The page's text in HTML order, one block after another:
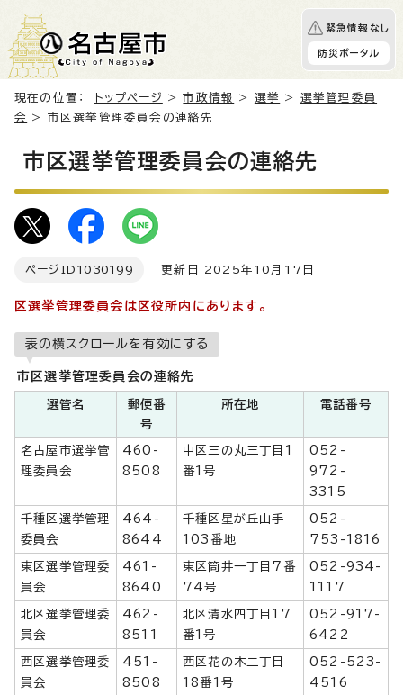
緊急情報なし
防災ポータル
現在の位置： トップページ >市政情報 > 選挙 > 選挙管理委員
会
> 市区選挙管理委員会の連絡先
市区選挙管理委員会の連絡先
ページID 1030199 更新日 2025年10月17日
区選挙管理委員会は区役所内にあります。
表の横スクロールを有効にする
市区選挙管理委員会の連絡先
選管名
郵便番
号
所在地 電話番号
名古屋市選挙管
理委員会
460-
8508
中区三の丸三丁目1
番1号
052-
972-
3315
千種区選挙管理
委員会
464-
8644
千種区星が丘山手
103番地
052-
753-1816
東区選挙管理委
員会
461-
8640
東区筒井一丁目7番
74号
052-934-
1117
北区選挙管理委
員会
462-
8511
北区清水四丁目17
番1号
052-917-
6422
西区選挙管理委
員会
451-
8508
西区花の木二丁目
18番1号
052-523-
4516